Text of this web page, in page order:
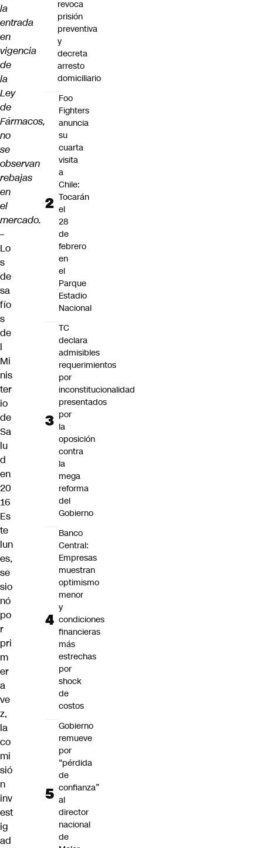
la
entrada
en
vigencia
de
la
Ley
de
Fármacos,
no
se
observan
rebajas
en
el
mercado.
–
Lo
s
de
sa
fío
s
de
l
Mi
nis
ter
io
de
Sa
lu
d
en
20
16
Es
te
lun
es,
se
sio
nó
po
r
pri
m
er
a
ve
z,
la
co
mi
sió
n
inv
est
ig
ad
revoca
prisión
preventiva
y
decreta
arresto
domiciliario
Foo
Fighters
anuncia
su
cuarta
visita
a
Chile:
Tocarán
el
28
de
febrero
en
el
Parque
Estadio
Nacional
TC
declara
admisibles
requerimientos
por
inconstitucionalidad
presentados
por
la
oposición
contra
la
mega
reforma
del
Gobierno
Banco
Central:
Empresas
muestran
optimismo
menor
y
condiciones
financieras
más
estrechas
por
shock
de
costos
Gobierno
remueve
por
“pérdida
de
confianza”
al
director
nacional
de